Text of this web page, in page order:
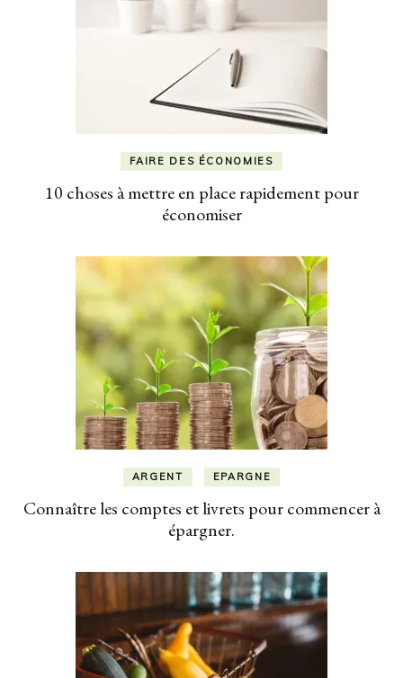
FAIRE DES ÉCONOMIES
10 choses à mettre en place rapidement pour
économiser
ARGENT EPARGNE
Connaître les comptes et livrets pour commencer à
épargner.